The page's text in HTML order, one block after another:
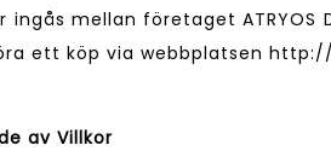
ingås mellan företaget
ett köp via webbplatsen
av Villkor